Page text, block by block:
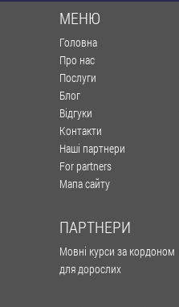
МЕНЮ
Головна
Про нас
Послуги
Блог
Відгуки
Контакти
Наші партнери
For partners
Мапа сайту
ПАРТНЕРИ
Мовні курси за кордоном
для дорослих